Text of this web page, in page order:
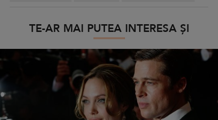
TE-AR MAI PUTEA INTERESA ȘI